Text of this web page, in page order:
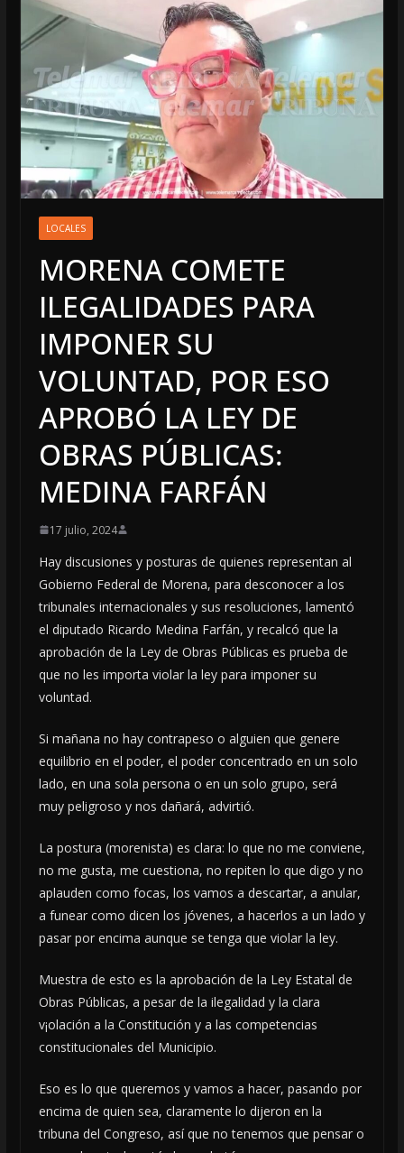
LOCALES
MORENA COMETE
ILEGALIDADES PARA
IMPONER SU
VOLUNTAD, POR ESO
APROBÓ LA LEY DE
OBRAS PÚBLICAS:
MEDINA FARFÁN
17 julio, 2024
Hay discusiones y posturas de quienes representan al
Gobierno Federal de Morena, para desconocer a los
tribunales internacionales y sus resoluciones, lamentó
el diputado Ricardo Medina Farfán, y recalcó que la
aprobación de la Ley de Obras Públicas es prueba de
que no les importa violar la ley para imponer su
voluntad.
Si mañana no hay contrapeso o alguien que genere
equilibrio en el poder, el poder concentrado en un solo
lado, en una sola persona o en un solo grupo, será
muy peligroso y nos dañará, advirtió.
La postura (morenista) es clara: lo que no me conviene,
no me gusta, me cuestiona, no repiten lo que digo y no
aplauden como focas, los vamos a descartar, a anular,
a funear como dicen los jóvenes, a hacerlos a un lado y
pasar por encima aunque se tenga que violar la ley.
Muestra de esto es la aprobación de la Ley Estatal de
Obras Públicas, a pesar de la ilegalidad y la clara
v¡olación a la Constitución y a las competencias
constitucionales del Municipio.
Eso es lo que queremos y vamos a hacer, pasando por
encima de quien sea, claramente lo dijeron en la
tribuna del Congreso, así que no tenemos que pensar o